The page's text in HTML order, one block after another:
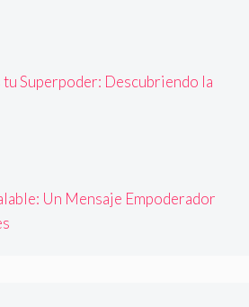
Superpoder: Descubriendo la
Un Mensaje Empoderador